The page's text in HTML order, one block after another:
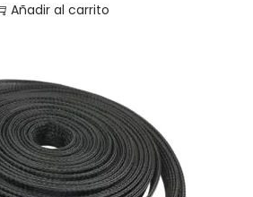
Añadir al carrito